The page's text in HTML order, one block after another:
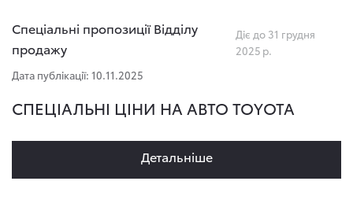
Спеціальні пропозиції Відділу
продажу
Діє до 31 грудня
2025 р.
Дата публікації: 10.11.2025
СПЕЦІАЛЬНІ ЦІНИ НА АВТО TOYOTA
Детальнiше